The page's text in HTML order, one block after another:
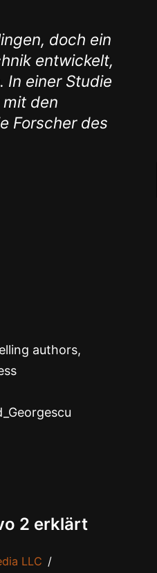
doch ein
entwickelt,
In einer Studie
den
Forscher des
authors,
2 erklärt
LLC